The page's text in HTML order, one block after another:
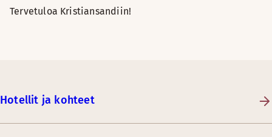
Tervetuloa Kristiansandiin!
Hotellit ja kohteet